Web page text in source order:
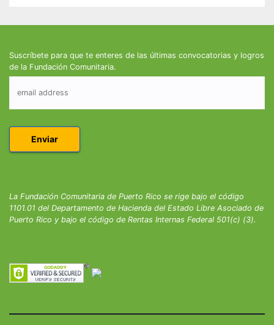
Suscríbete para que te enteres de las últimas convocatorias y logros
de la Fundación Comunitaria.
La Fundación Comunitaria de Puerto Rico se rige bajo el código
1101.01 del Departamento de Hacienda del Estado Libre Asociado de
Puerto Rico y bajo el código de Rentas Internas Federal 501(c) (3).